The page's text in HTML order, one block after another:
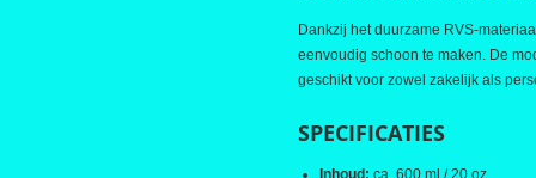
Dankzij het duurzame RVS-
eenvoudig schoon te maken. De
geschikt voor zowel zakelijk als
SPECIFICATIES
Inhoud: ca. 600 ml / 20 oz